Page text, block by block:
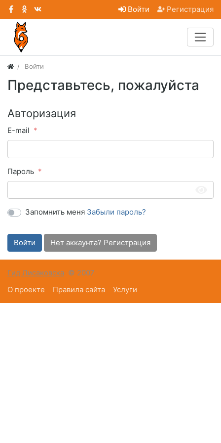
Войти Регистрация
Войти
Представьтесь, пожалуйста
Авторизация
E-mail
Пароль
Запомнить меня Забыли пароль?
Войти Нет аккаунта? Регистрация
Гид Лисаковска © 2007
О проекте
Правила сайта Услуги